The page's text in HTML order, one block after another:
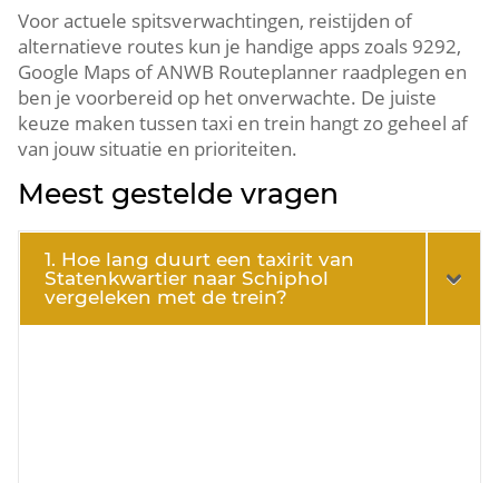
Voor actuele spitsverwachtingen, reistijden of
alternatieve routes kun je handige apps zoals 9292,
Google Maps of ANWB Routeplanner raadplegen en
ben je voorbereid op het onverwachte. De juiste
keuze maken tussen taxi en trein hangt zo geheel af
van jouw situatie en prioriteiten.
Meest gestelde vragen
1. Hoe lang duurt een taxirit van
Statenkwartier naar Schiphol
vergeleken met de trein?